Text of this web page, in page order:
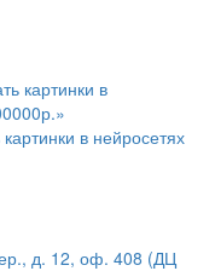
в нейросетях